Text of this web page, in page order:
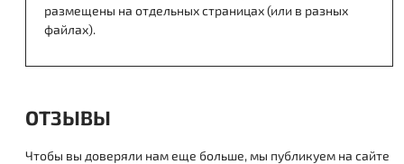
размещены на отдельных страницах (или в разных
файлах).
ОТЗЫВЫ
Чтобы вы доверяли нам еще больше, мы публикуем на сайте